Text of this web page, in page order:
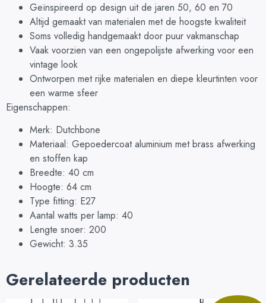
Geïnspireerd op design uit de jaren 50, 60 en 70
Altijd gemaakt van materialen met de hoogste kwaliteit
Soms volledig handgemaakt door puur vakmanschap
Vaak voorzien van een ongepolijste afwerking voor een
vintage look
Ontworpen met rijke materialen en diepe kleurtinten voor
een warme sfeer
Eigenschappen:
Merk: Dutchbone
Materiaal: Gepoedercoat aluminium met brass afwerking
en stoffen kap
Breedte: 40 cm
Hoogte: 64 cm
Type fitting: E27
Aantal watts per lamp: 40
Lengte snoer: 200
Gewicht: 3.35
Gerelateerde producten